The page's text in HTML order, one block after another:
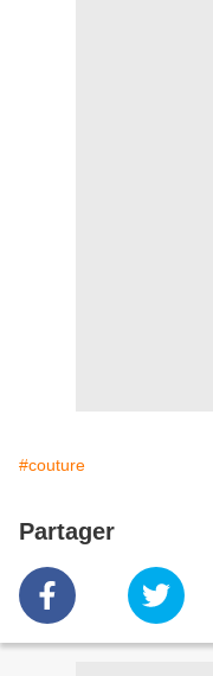
#couture
Partager